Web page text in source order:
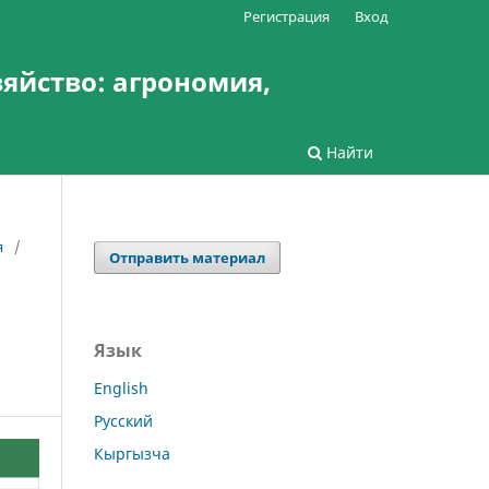
агрономия,
Найти
Регистрация Вход
/
Отправить материал
Язык
English
Русский
Кыргызча